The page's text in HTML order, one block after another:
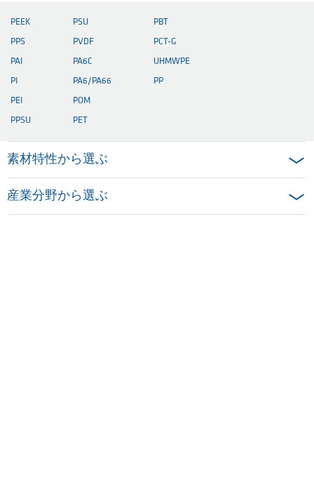
PEEK
PPS
PAI
PI
PEI
PPSU
PSU
PVDF
PA6C
PA6/PA66
POM
PET
PBT
PCT-G
UHMWPE
PP
素材特性から選ぶ
産業分野から選ぶ